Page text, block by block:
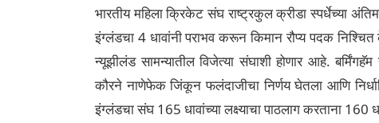
भारतीय महिला क्रिकेट संघ राष्ट्रकुल क्रीडा स्पर्धेच्या
इंग्लंडचा 4 धावांनी पराभव करून किमान रौप्य पदक
न्यूझीलंड सामन्यातील विजेत्या संघाशी होणार आहे.
कौरने नाणेफेक जिंकून फलंदाजीचा निर्णय घेतला आणि
इंग्लंडचा संघ 165 धावांच्या लक्ष्याचा पाठलाग करताना